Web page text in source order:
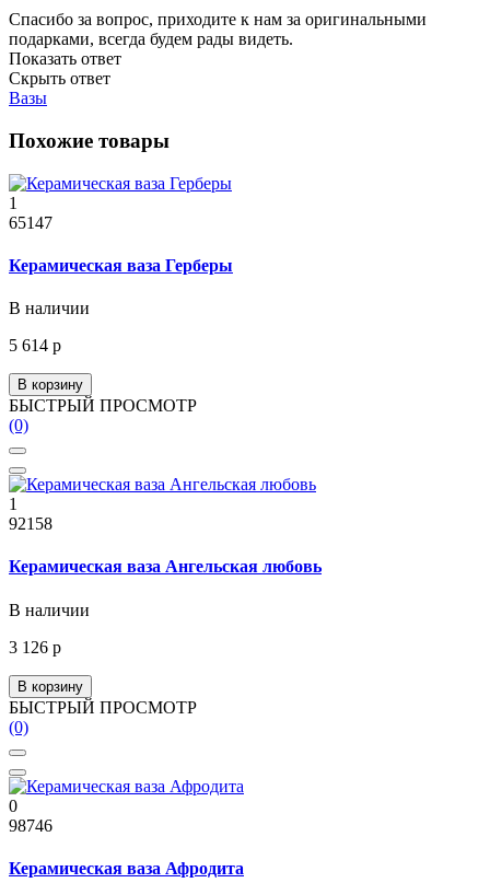
Спасибо за вопрос, приходите к нам за оригинальными
подарками, всегда будем рады видеть.
Показать ответ
Скрыть ответ
Вазы
Похожие товары
1
65147
Керамическая ваза Герберы
В наличии
5 614 р
В корзину
БЫСТРЫЙ ПРОСМОТР
(0)
1
92158
Керамическая ваза Ангельская любовь
В наличии
3 126 р
В корзину
БЫСТРЫЙ ПРОСМОТР
(0)
0
98746
Керамическая ваза Афродита